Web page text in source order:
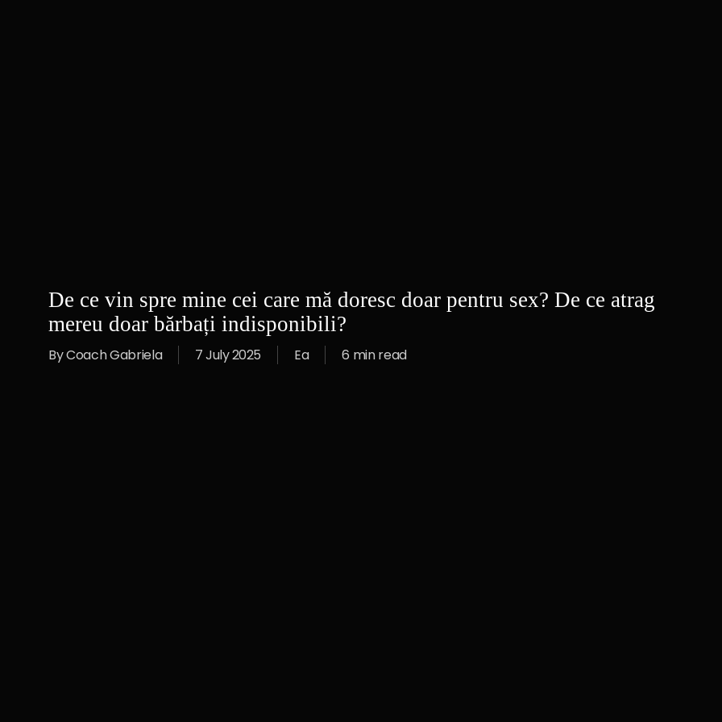
De ce vin spre mine cei care mă doresc doar pentru sex? De ce atrag
mereu doar bărbați indisponibili?
ByCoach Gabriela 7 July 2025 Ea 6 min read